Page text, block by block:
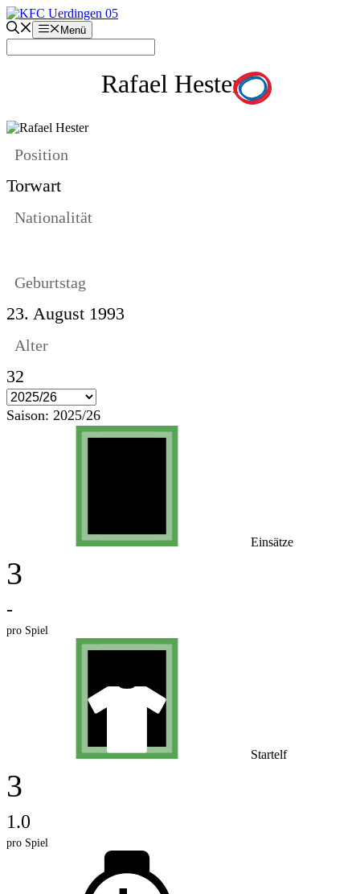
Zum
Inhalt
springen
Menü
Rafael Hester
Position
Torwart
Nationalität
Geburtstag
23. August 1993
Alter
32
Saison: 2025/26
Einsätze
3
-
pro Spiel
Startelf
3
1.0
pro Spiel